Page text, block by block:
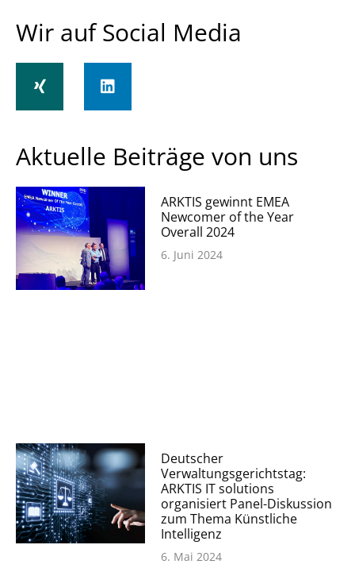
Wir auf Social Media
Aktuelle Beiträge von uns
ARKTIS gewinnt EMEA
Newcomer of the Year
Overall 2024
6. Juni 2024
Deutscher
Verwaltungsgerichtstag:
ARKTIS IT solutions
organisiert Panel-Diskussion
zum Thema Künstliche
Intelligenz
6. Mai 2024